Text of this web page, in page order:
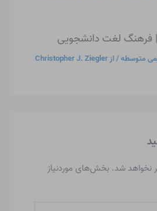
فرهنگ لغت دانشجویی
متوسطه/ از Christopher J. Ziegler
نخواهد شد. بخش‌های موردنیاز